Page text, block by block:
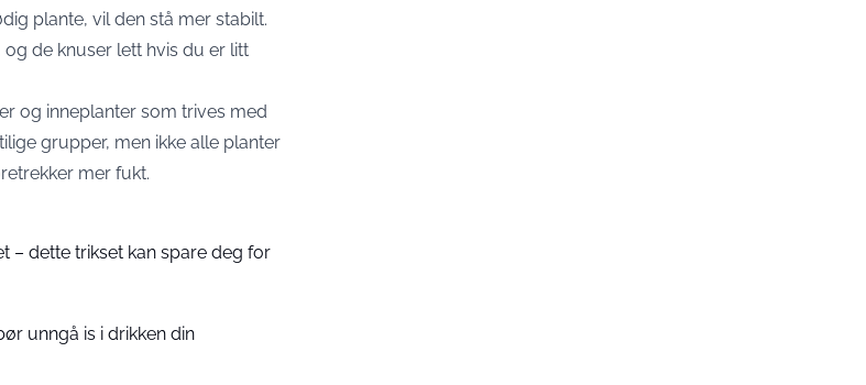
plante, vil den stå mer stabilt.
de knuser lett hvis du er litt
og inneplanter som trives med
grupper, men ikke alle planter
mer fukt.
– dette trikset kan spare deg for
unngå is i drikken din